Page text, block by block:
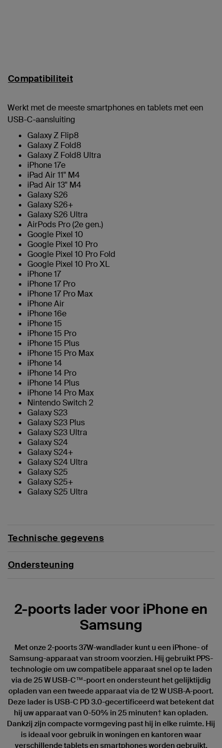
Compatibiliteit
Werkt met de meeste smartphones en tablets met een
USB-C-aansluiting
Galaxy Z Flip8
Galaxy Z Fold8
Galaxy Z Fold8 Ultra
iPhone 17e
iPad Air 11" M4
iPad Air 13" M4
Galaxy S26
Galaxy S26+
Galaxy S26 Ultra
AirPods Pro (2e gen.)
Google Pixel 10
Google Pixel 10 Pro
Google Pixel 10 Pro Fold
Google Pixel 10 Pro XL
iPhone 17
iPhone 17 Pro
iPhone 17 Pro Max
iPhone Air
iPhone 16e
iPhone 15
iPhone 15 Pro
iPhone 15 Plus
iPhone 15 Pro Max
iPhone 14
iPhone 14 Pro
iPhone 14 Plus
iPhone 14 Pro Max
Nintendo Switch 2
Galaxy S23
Galaxy S23 Plus
Galaxy S23 Ultra
Galaxy S24
Galaxy S24+
Galaxy S24 Ultra
Galaxy S25
Galaxy S25+
Galaxy S25 Ultra
Technische gegevens
Ondersteuning
2-poorts lader voor iPhone en
Samsung
Met onze 2-poorts 37W-wandlader kunt u een iPhone- of
Samsung-apparaat van stroom voorzien. Hij gebruikt PPS-
technologie om uw compatibele apparaat snel op te laden
via de 25 W USB-C™-poort en ondersteunt het gelijktijdig
opladen van een tweede apparaat via de 12 W USB-A-poort.
Deze lader is USB-C PD 3.0-gecertificeerd wat betekent dat
hij uw apparaat van 0-50% in 25 minuten† kan opladen.
Dankzij zijn compacte vormgeving past hij in elke ruimte. Hij
is ideaal voor gebruik in woningen en kantoren waar
verschillende tablets en smartphones worden gebruikt.